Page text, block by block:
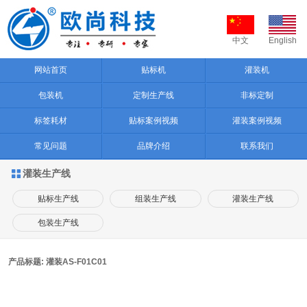
中文 English
网站首页 贴标机 灌装机
包装机 定制生产线 非标定制
标签耗材 贴标案例视频 灌装案例视频
常见问题 品牌介绍 联系我们
 灌装生产线
贴标生产线 组装生产线 灌装生产线
包装生产线
产品标题: 灌装AS-F01C01